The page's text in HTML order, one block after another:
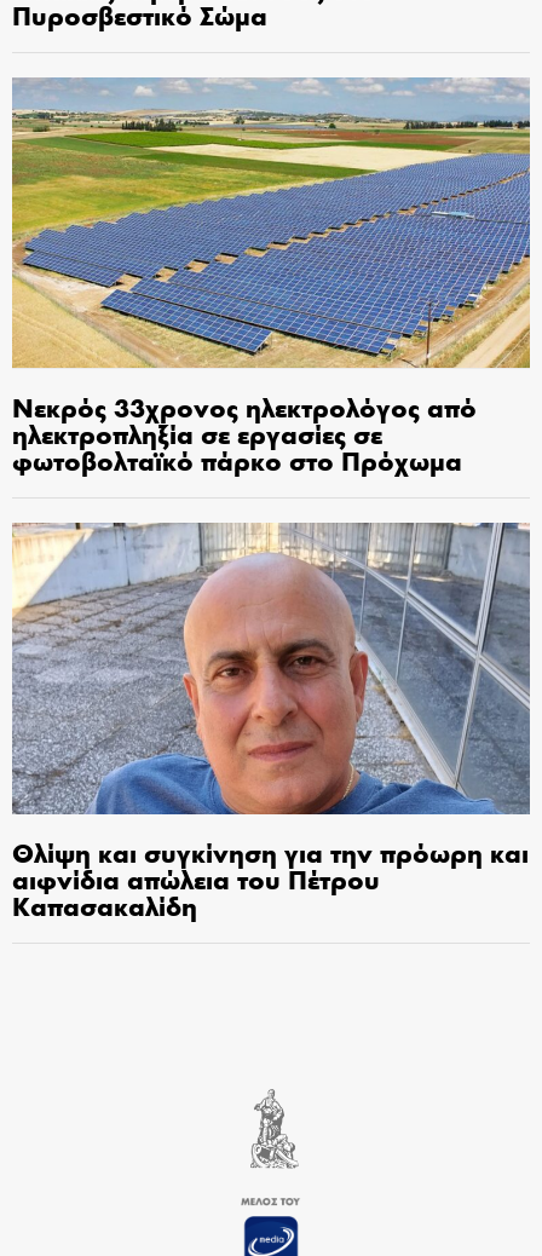
Πυροσβεστικό Σώμα
Νεκρός 33χρονος ηλεκτρολόγος από
ηλεκτροπληξία σε εργασίες σε
φωτοβολταϊκό πάρκο στο Πρόχωμα
Θλίψη και συγκίνηση για την πρόωρη και
αιφνίδια απώλεια του Πέτρου
Καπασακαλίδη